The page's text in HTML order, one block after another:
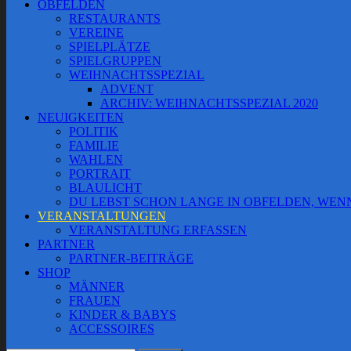
OBFELDEN
RESTAURANTS
VEREINE
SPIELPLÄTZE
SPIELGRUPPEN
WEIHNACHTSSPEZIAL
ADVENT
ARCHIV: WEIHNACHTSSPEZIAL 2020
NEUIGKEITEN
POLITIK
FAMILIE
WAHLEN
PORTRAIT
BLAULICHT
DU LEBST SCHON LANGE IN OBFELDEN,
VERANSTALTUNGEN
VERANSTALTUNG ERFASSEN
PARTNER
PARTNER-BEITRÄGE
SHOP
MÄNNER
FRAUEN
KINDER & BABYS
ACCESSOIRES